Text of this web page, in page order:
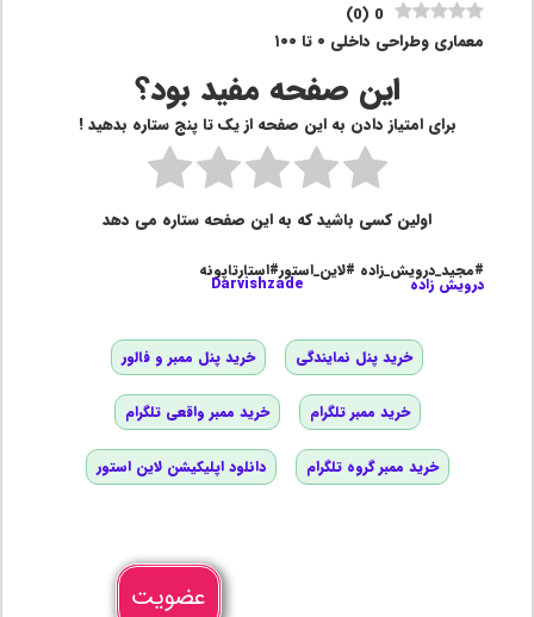
0
(
0
)
معماری وطراحی داخلی ۰ تا ۱۰۰
این صفحه مفید بود؟
برای امتیاز دادن به این صفحه از یک تا پنج ستاره بدهید !
اولین کسی باشید که به این صفحه ستاره می دهد
#مجید_درویش_زاده #لاین_استور#استارتاپونه
درویش زاده Darvishzade
خرید پنل نمایندگی خرید پنل ممبر و فالور
خرید ممبر تلگرام خرید ممبر واقعی تلگرام
خرید ممبر گروه تلگرام دانلود اپلیکیشن لاین استور
عضویت